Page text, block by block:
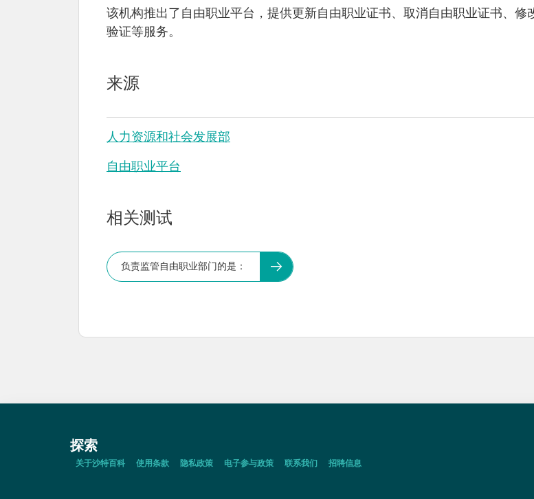
该机构推出了自由职业平台，提供更新自由职业证书、取消自由职业证书、
验证等服务。
来源
人力资源和社会发展部
自由职业平台
相关测试
负责监管自由职业部门的是：
探索
关于沙特百科 使用条款 隐私政策 电子参与政策 联系我们 招聘信息